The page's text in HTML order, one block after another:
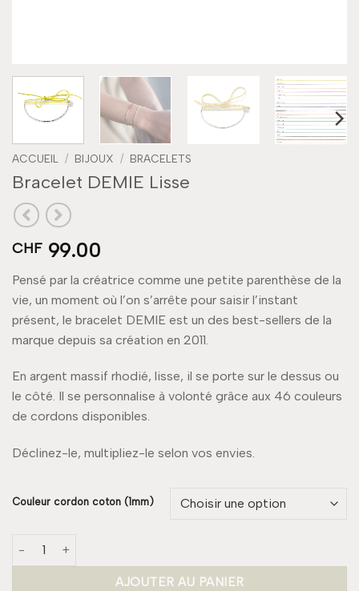
ACCUEIL / BIJOUX / BRACELETS
Bracelet DEMIE Lisse
CHF 99.00
Pensé par la créatrice comme une petite parenthèse de la
vie, un moment où l’on s’arrête pour saisir l’instant
présent, le bracelet DEMIE est un des best-sellers de la
marque depuis sa création en 2011.
En argent massif rhodié, lisse, il se porte sur le dessus ou
le côté. Il se personnalise à volonté grâce aux 46 couleurs
de cordons disponibles.
Déclinez-le, multipliez-le selon vos envies.
Couleur cordon coton (1mm)
quantité de Bracelet DEMIE Lisse
AJOUTER AU PANIER